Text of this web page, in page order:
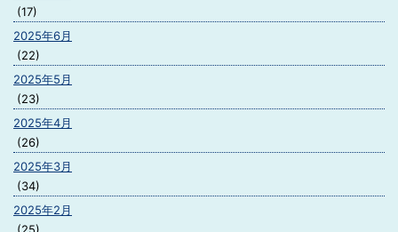
(17)
2025年6月
(22)
2025年5月
(23)
2025年4月
(26)
2025年3月
(34)
2025年2月